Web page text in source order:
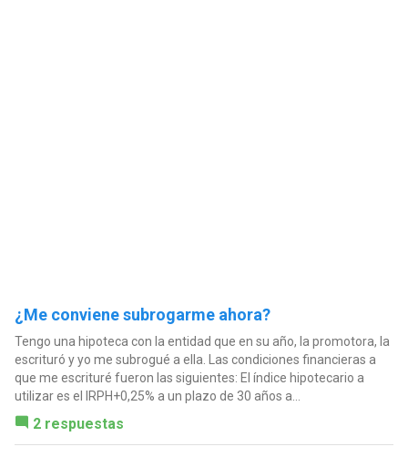
¿Me conviene subrogarme ahora?
Tengo una hipoteca con la entidad que en su año, la promotora, la
escrituró y yo me subrogué a ella. Las condiciones financieras a
que me escrituré fueron las siguientes: El índice hipotecario a
utilizar es el IRPH+0,25% a un plazo de 30 años a...
2 respuestas